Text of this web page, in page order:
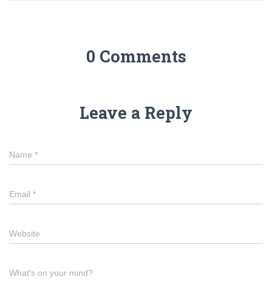
0 Comments
Leave a Reply
Name *
Email *
Website
What's on your mind?